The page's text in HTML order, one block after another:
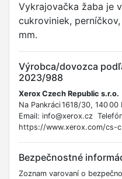
Vykrajovačka žaba je
cukroviniek,
mm.
Výrobca/dovozca
2023/988
Xerox Czech Republic s.r.o.
Na Pankráci 1618/30, 140 00
Email: info@xerox.cz
https://www.xerox.com/cs-
Bezpečnostné
Zoznam varovaní o